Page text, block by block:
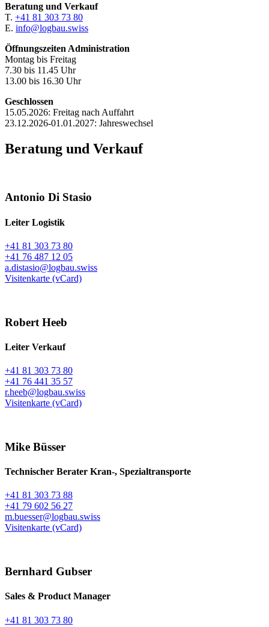
Beratung und Verkauf
T. +41 81 303 73 80
E. info@logbau.swiss
Öffnungszeiten Administration
Montag bis Freitag
7.30 bis 11.45 Uhr
13.00 bis 16.30 Uhr
Geschlossen
15.05.2026: Freitag nach Auffahrt
23.12.2026-01.01.2027: Jahreswechsel
Beratung und Verkauf
Antonio Di Stasio
Leiter Logistik
+41 81 303 73 80
+41 76 487 12 05
a.distasio@logbau.swiss
Visitenkarte (vCard)
Robert Heeb
Leiter Verkauf
+41 81 303 73 80
+41 76 441 35 57
r.heeb@logbau.swiss
Visitenkarte (vCard)
Mike Büsser
Technischer Berater Kran-, Spezialtransporte
+41 81 303 73 88
+41 79 602 56 27
m.buesser@logbau.swiss
Visitenkarte (vCard)
Bernhard Gubser
Sales & Product Manager
+41 81 303 73 80